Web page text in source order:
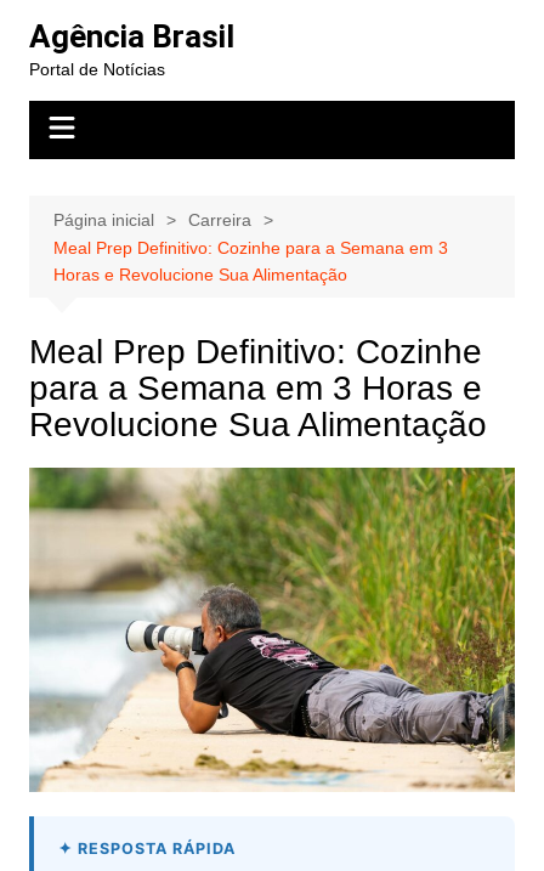
para
conteúdo
Agência Brasil
Portal de Notícias
Página inicial
Carreira
Meal Prep Definitivo: Cozinhe para a Semana em 3
Horas e Revolucione Sua Alimentação
Meal Prep Definitivo: Cozinhe
para a Semana em 3 Horas e
Revolucione Sua Alimentação